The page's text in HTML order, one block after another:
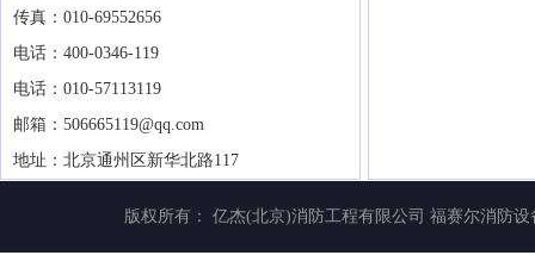
传真：010-69552656
电话：400-0346-119
电话：010-57113119
邮箱：506665119@qq.com
地址：北京通州区新华北路117
版权所有： 亿杰(北京)消防工程有限公司 福赛尔消防设